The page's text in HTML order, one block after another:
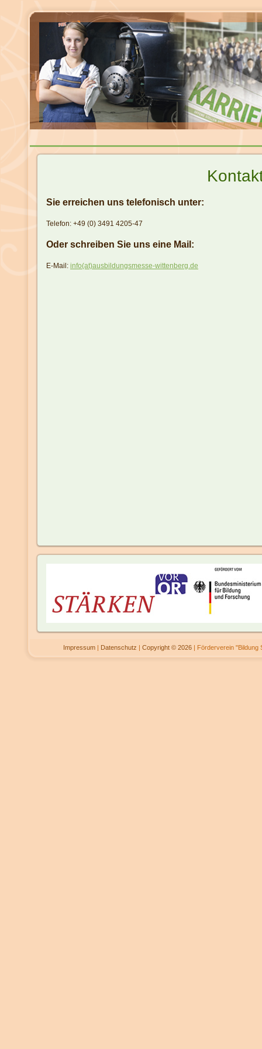
Sie erreichen uns telefonisch unter:
Telefon: +49 (0) 3491 4205-47
Oder schreiben Sie uns eine Mail:
E-Mail: info(at)ausbildungsmesse-wittenberg.de
Impressum | Datenschutz | Copyright © 2026 | Förderverein "Bildung